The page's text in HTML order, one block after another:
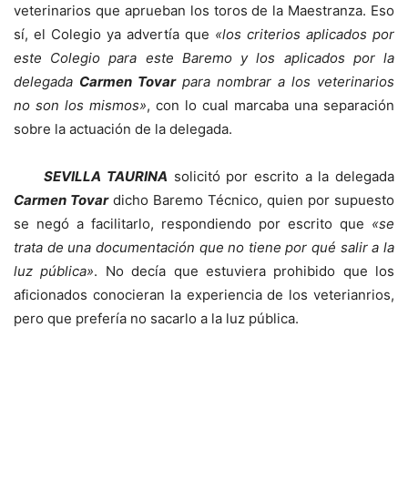
veterinarios que aprueban los toros de la Maestranza. Eso
sí, el Colegio ya advertía que «los criterios aplicados por
este Colegio para este Baremo y los aplicados por la
delegada Carmen Tovarpara nombrar a los veterinarios
no son los mismos», con lo cual marcaba una separación
sobre la actuación de la delegada.
SEVILLA TAURINA solicitó por escrito a la delegada
Carmen Tovardicho Baremo Técnico, quien por supuesto
se negó a facilitarlo, respondiendo por escrito que «se
trata de una documentación que no tiene por qué salir a la
luz pública». No decía que estuviera prohibido que los
aficionados conocieran la experiencia de los veterianrios,
pero que prefería no sacarlo a la luz pública.